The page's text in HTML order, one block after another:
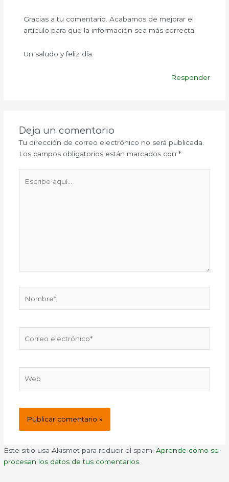
Gracias a tu comentario. Acabamos de mejorar el
artículo para que la información sea más correcta.
Un saludo y feliz día.
Responder
Deja un comentario
Tu dirección de correo electrónico no será publicada.
Los campos obligatorios están marcados con *
aquí...
electrónico*
Este sitio usa Akismet para reducir el spam.Aprende cómo se
procesan los datos de tus comentarios.